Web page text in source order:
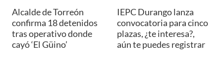
Alcalde de Torreón
confirma 18 detenidos
tras operativo donde
cayó ‘El Güino’
IEPC Durango lanza
convocatoria para cinco
plazas, ¿te interesa?,
aún te puedes registrar